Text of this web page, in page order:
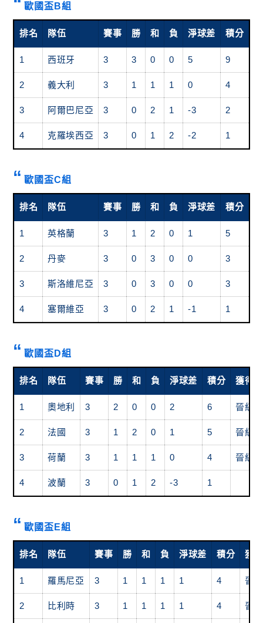
歐國盃B組
排名 隊伍 賽事 勝 和 負 淨球差 積分
1 西班牙 3 3 0 0 5 9
2 義大利 3 1 1 1 0 4
3 阿爾巴尼亞 3 0 2 1 -3 2
4 克羅埃西亞 3 0 1 2 -2 1
歐國盃C組
排名 隊伍 賽事 勝 和 負 淨球差 積分
1 英格蘭 3 1 2 0 1 5
2 丹麥 3 0 3 0 0 3
3 斯洛維尼亞 3 0 3 0 0 3
4 塞爾維亞 3 0 2 1 -1 1
歐國盃D組
排名 隊伍 賽事 勝 和 負 淨球差 積分 獲得
1 奧地利 3 2 0 0 2 6 晉級
2 法國 3 1 2 0 1 5 晉級
3 荷蘭 3 1 1 1 0 4 晉級
4 波蘭 3 0 1 2 -3 1
歐國盃E組
排名 隊伍 賽事 勝 和 負 淨球差 積分 獲
1 羅馬尼亞 3 1 1 1 1 4 晉
2 比利時 3 1 1 1 1 4 晉